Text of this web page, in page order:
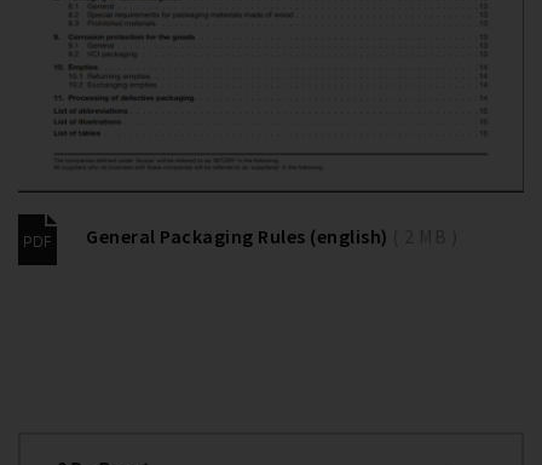
General Packaging Rules (english)